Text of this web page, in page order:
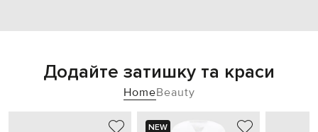
Додайте затишку та краси
HomeBeauty
NEW